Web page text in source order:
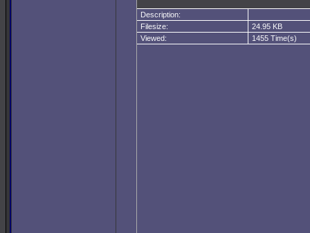
Description:
Filesize:
24.95 KB
Viewed:
1455 Time(s)